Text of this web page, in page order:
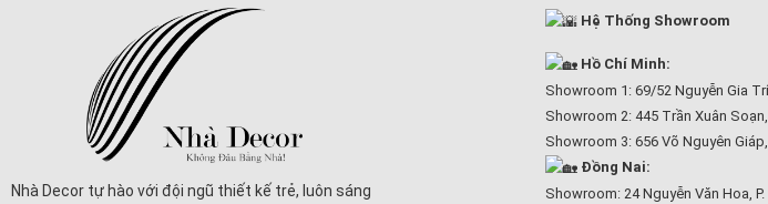
Nhà Decor tự hào với đội ngũ thiết kế trẻ, luôn sáng
Hệ Thống Showroom
Hồ Chí Minh:
Showroom 1: 69/52 Nguyễn Gia
Showroom 2: 445 Trần Xuân Soạn,
Showroom 3: 656 Võ Nguyên
Đồng Nai:
Showroom: 24 Nguyễn Văn Hoa,